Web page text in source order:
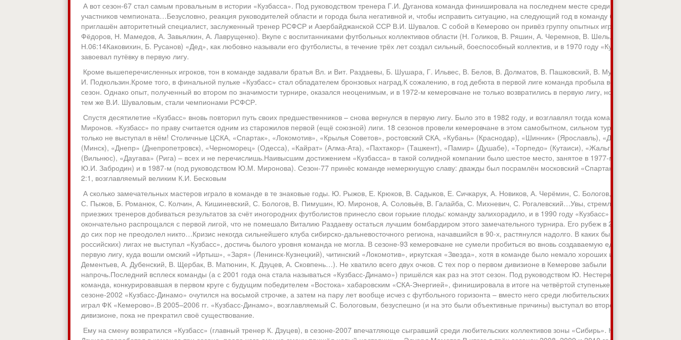
А вот сезон-67 стал самым провальным в истории «Кузбасса». Под руководством тренера Г.И. Дуганова команда финишировала на последнем месте среди 19
участников чемпионата…Безусловно, реакция руководителей области и города была негативной и, чтобы исправить ситуацию, на следующий год в команду был
приглашён авторитетный специалист, заслуженный тренер РСФСР и Азербайджанской ССР В.И. Шувалов. С собой в Кемерово он привёз группу опытных игроков (Е.
Фёдоров, Н. Мамедов, А. Завьялкин, А. Лаврущенко). Вкупе с воспитанниками футбольных коллективов области (Н. Голиков, В. Ряшин, А. Черемнов, В. Шель,
Н.06:14Каковихин, Б. Русанов) «Дед», как любовно называли его футболисты, в течение трёх лет создал сильный, боеспособный коллектив, и в 1970 году «Кузбасс»
завоевал путёвку в первую лигу.
Кроме вышеперечисленных игроков, тон в команде задавали братья Вл. и Вит. Раздаевы, Б. Шушара, Г. Ильвес, В. Белов, В. Долматов, В. Пашковский, В. Мусохранов,
И. Подкользин.Кроме того, в финальной пульке «Кузбасс» стал обладателем бронзовых наград.К сожалению, в год дебюта в первой лиге команда пробыла всего один
сезон. Однако опыт, полученный во втором по значимости турнире, оказался неоценимым, и в 1972-м кемеровчане не только возвратились в первую лигу, но и, ведомые
тем же В.И. Шуваловым, стали чемпионами РСФСР.
Спустя десятилетие «Кузбасс» вновь повторил путь своих предшественников – снова вернулся в первую лигу. Было это в 1982 году, и возглавлял тогда команду Ю.М.
Миронов. «Кузбасс» по праву считается одним из старожилов первой (ещё союзной) лиги. 18 сезонов провели кемеровчане в этом самобытном, сильном турнире. Кто
только не выступал в нём! Столичные ЦСКА, «Спартак», «Локомотив», «Крылья Советов», ростовский СКА, «Кубань» (Краснодар), «Шинник» (Ярославль), «Динамо»
(Минск), «Днепр» (Днепропетровск), «Черноморец» (Одесса), «Кайрат» (Алма-Ата), «Пахтакор» (Ташкент), «Памир» (Душабе), «Торпедо» (Кутаиси), «Жальгирис»
(Вильнюс), «Даугава» (Рига) – всех и не перечислишь.Наивысшим достижением «Кузбасса» в такой солидной компании было шестое место, занятое в 1977-м (тренер
Ю.И. Забродин) и в 1987-м (под руководством Ю.М. Миронова). Сезон-77 принёс команде немеркнущую славу: дважды был посрамлён московский «Спартак» — 4:0 и
2:1, возглавляемый великим К.И. Бесковым
А сколько замечательных мастеров играло в команде в те знаковые годы. Ю. Рыжов, Е. Крюков, В. Садыков, Е. Сичкарук, А. Новиков, А. Черёмин, С. Бологов, С. Кулинич,
С. Пыжов, Б. Романюк, С. Колчин, А. Кишиневский, С. Бологов, В. Пимушин, Ю. Миронов, А. Соловьёв, В. Галайба, С. Михневич, С. Рогалевский…Увы, стремление
приезжих тренеров добиваться результатов за счёт иногородних футболистов принесло свои горькие плоды: команду залихорадило, и в 1990 году «Кузбасс»
окончательно распрощался с первой лигой, что не помешало Виталию Раздаеву остаться лучшим бомбардиром этого замечательного турнира. Его рубеж в 216 мячей
до сих пор не преодолел никто…Кризис некогда сильнейшего клуба сибирско-дальневосточного региона, начавшийся в 90-х, растянулся надолго. В каких бы (теперь уже
российских) лигах не выступал «Кузбасс», достичь былого уровня команда не могла. В сезоне-93 кемеровчане не сумели пробиться во вновь создаваемую единую
первую лигу, куда вошли омский «Иртыш», «Заря» (Ленинск-Кузнецкий), читинский «Локомотив», иркутская «Звезда», хотя в команде было немало хороших игроков (А.
Дементьев, А. Дубенский, В. Щербак, В. Матюнин, К. Дзуцев, А. Сковпень…). Не хватило всего двух очков. С тех пор о первом дивизионе в Кемерове забыли
напрочь.Последний всплеск команды (а с 2001 года она стала называться «Кузбасс-Динамо») пришёлся как раз на этот сезон. Под руководством Ю. Нестеренко
команда, конкурировавшая в первом круге с будущим победителем «Востока» хабаровским «СКА-Энергией», финишировала в итоге на четвёртой ступеньке. В
сезоне-2002 «Кузбасс-Динамо» очутился на восьмой строчке, а затем на пару лет вообще исчез с футбольного горизонта – вместо него среди любительских команд
играл ФК «Кемерово».В 2005–2006 гг. «Кузбасс-Динамо», возглавляемый С. Бологовым, безуспешно (и на это были объективные причины) выступал во втором
дивизионе, пока не прекратил своё существование.
Ему на смену возвратился «Кузбасс» (главный тренер К. Дзуцев), в сезоне-2007 впечатляюще сыгравший среди любительских коллективов зоны «Сибирь». Констанин